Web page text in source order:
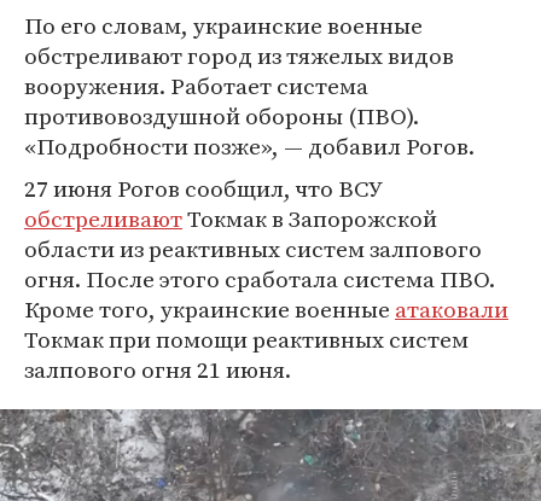
По его словам, украинские военные
обстреливают город из тяжелых видов
вооружения. Работает система
противовоздушной обороны (ПВО).
«Подробности позже», — добавил Рогов.
27 июня Рогов сообщил, что ВСУ
обстреливаютТокмак в Запорожской
области из реактивных систем залпового
огня. После этого сработала система ПВО.
Кроме того, украинские военные атаковали
Токмак при помощи реактивных систем
залпового огня 21 июня.